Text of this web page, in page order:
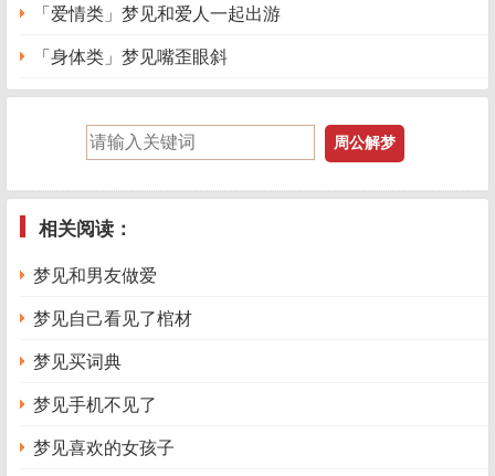
「爱情类」梦见和爱人一起出游
「身体类」梦见嘴歪眼斜
相关阅读：
梦见和男友做爱
梦见自己看见了棺材
梦见买词典
梦见手机不见了
梦见喜欢的女孩子